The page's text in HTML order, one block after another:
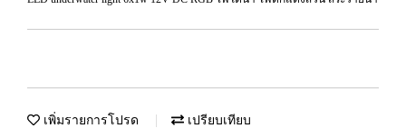
เพิ่มรายการโปรด เปรียบเทียบ